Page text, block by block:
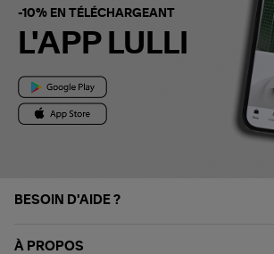
-10% EN TÉLÉCHARGEANT
L'APP LULLI
BESOIN D'AIDE ?
À PROPOS